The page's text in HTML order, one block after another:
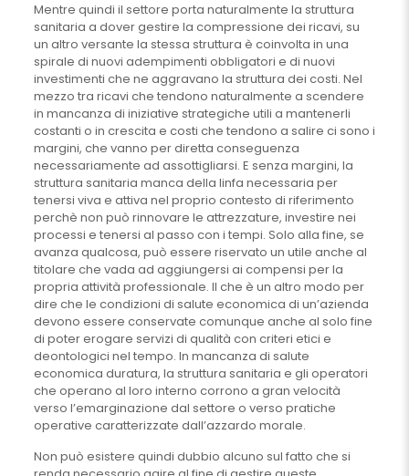
Mentre quindi il settore porta naturalmente la struttura
sanitaria a dover gestire la compressione dei ricavi, su
un altro versante la stessa struttura è coinvolta in una
spirale di nuovi adempimenti obbligatori e di nuovi
investimenti che ne aggravano la struttura dei costi. Nel
mezzo tra ricavi che tendono naturalmente a scendere
in mancanza di iniziative strategiche utili a mantenerli
costanti o in crescita e costi che tendono a salire ci sono i
margini, che vanno per diretta conseguenza
necessariamente ad assottigliarsi. E senza margini, la
struttura sanitaria manca della linfa necessaria per
tenersi viva e attiva nel proprio contesto di riferimento
perchè non può rinnovare le attrezzature, investire nei
processi e tenersi al passo con i tempi. Solo alla fine, se
avanza qualcosa, può essere riservato un utile anche al
titolare che vada ad aggiungersi ai compensi per la
propria attività professionale. Il che è un altro modo per
dire che le condizioni di salute economica di un’azienda
devono essere conservate comunque anche al solo fine
di poter erogare servizi di qualità con criteri etici e
deontologici nel tempo. In mancanza di salute
economica duratura, la struttura sanitaria e gli operatori
che operano al loro interno corrono a gran velocità
verso l’emarginazione dal settore o verso pratiche
operative caratterizzate dall’azzardo morale.
Non può esistere quindi dubbio alcuno sul fatto che si